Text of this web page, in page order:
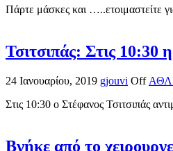
Πάρτε μάσκες και …..ετοιμαστείτε
Τσιτσιπάς: Στις 10:30
24 Ιανουαρίου, 2019 gjouvi Off
Στις 10:30 ο Στέφανος Τσιτσιπάς
Βγήκε από το